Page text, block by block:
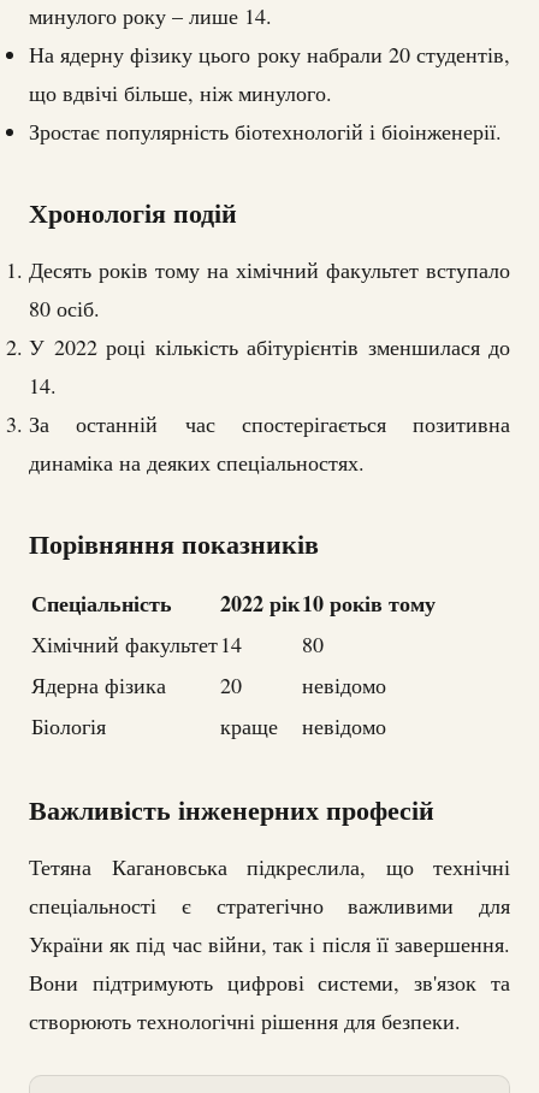
минулого року – лише 14.
На ядерну фізику цього року набрали 20 студентів,
що вдвічі більше, ніж минулого.
Зростає популярність біотехнологій і біоінженерії.
Хронологія подій
Десять років тому на хімічний факультет вступало
80 осіб.
У 2022 році кількість абітурієнтів зменшилася до
14.
За останній час спостерігається позитивна
динаміка на деяких спеціальностях.
Порівняння показників
Спеціальність 2022 рік10 років тому
Хімічний факультет14
80
Ядерна фізика
20
невідомо
Біологія
краще невідомо
Важливість інженерних професій
Тетяна Кагановська підкреслила, що технічні
спеціальності є стратегічно важливими для
України як під час війни, так і після її завершення.
Вони підтримують цифрові системи, зв'язок та
створюють технологічні рішення для безпеки.